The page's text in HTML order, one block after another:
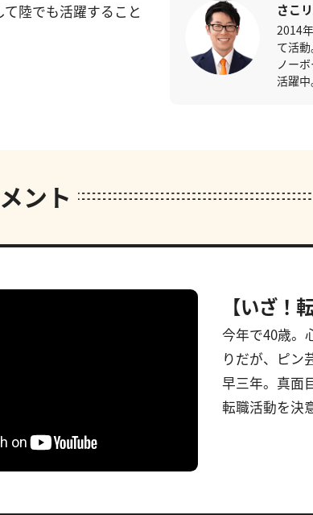
陸でも活躍すること
さこ
2014
て活
ノー
活躍中
ント
【いざ！
今年で40歳。
りだが、ピン
早三年。真面
転職活動を決